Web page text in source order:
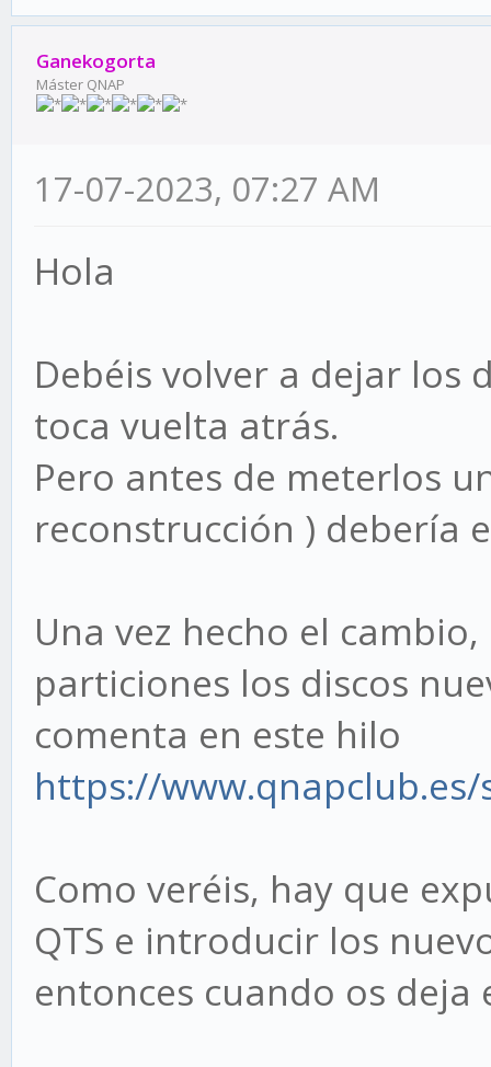
Ganekogorta
Máster QNAP
17-07-2023, 07:27 AM
Hola
Debéis volver a dejar los
toca vuelta atrás.
Pero antes de meterlos
reconstrucción ) debería
Una vez hecho el
particiones los discos
comenta en este hilo
https://
Como veréis, hay que
QTS e introducir los
entonces cuando os deja